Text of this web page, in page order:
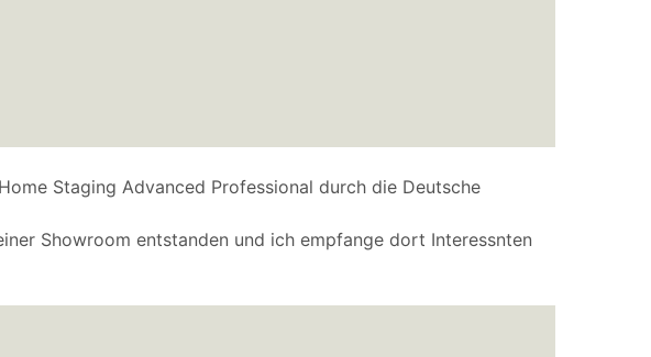
Staging Advanced Professional durch die Deutsche
Showroom entstanden und ich empfange dort Interessnten